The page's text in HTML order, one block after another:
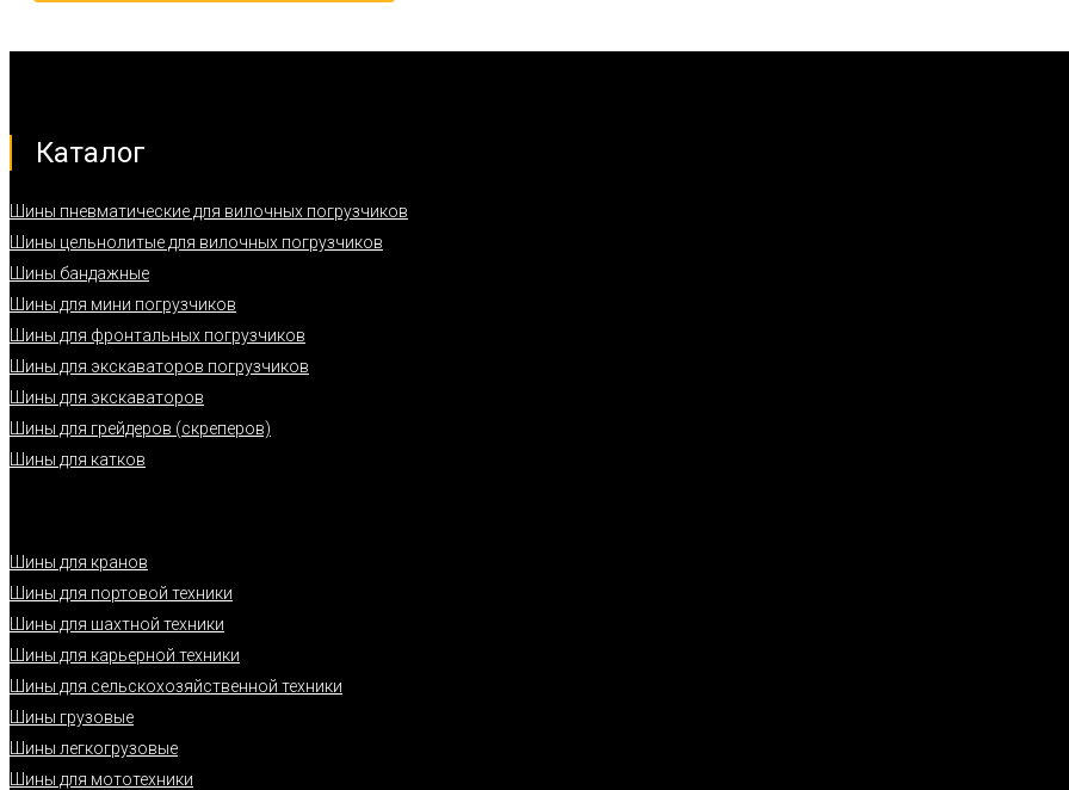
Каталог
Шины пневматические для вилочных погрузчиков
Шины цельнолитые для вилочных погрузчиков
Шины бандажные
Шины для мини погрузчиков
Шины для фронтальных погрузчиков
Шины для экскаваторов погрузчиков
Шины для экскаваторов
Шины для грейдеров (скреперов)
Шины для катков
Шины для кранов
Шины для портовой техники
Шины для шахтной техники
Шины для карьерной техники
Шины для сельскохозяйственной техники
Шины грузовые
Шины легкогрузовые
Шины для мототехники